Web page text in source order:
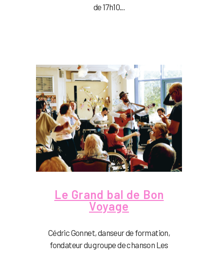
de 17h10...
Le Grand bal de Bon
Voyage
Cédric Gonnet, danseur de formation,
fondateur du groupe de chanson Les